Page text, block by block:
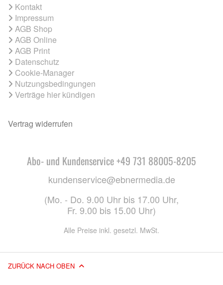
Kontakt
Impressum
AGB Shop
AGB Online
AGB Print
Datenschutz
Cookie-Manager
Nutzungsbedingungen
Verträge hier kündigen
Vertrag widerrufen
Abo- und Kundenservice +49 731 88005-8205
kundenservice@ebnermedia.de
(Mo. - Do. 9.00 Uhr bis 17.00 Uhr,
Fr. 9.00 bis 15.00 Uhr)
Alle Preise inkl. gesetzl. MwSt.
ZURÜCK NACH OBEN